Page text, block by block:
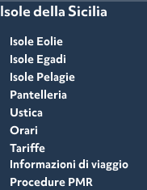
Isole della Sicilia
Isole Eolie
Isole Egadi
Isole Pelagie
Pantelleria
Ustica
Orari
Tariffe
Informazioni di viaggio
Procedure PMR